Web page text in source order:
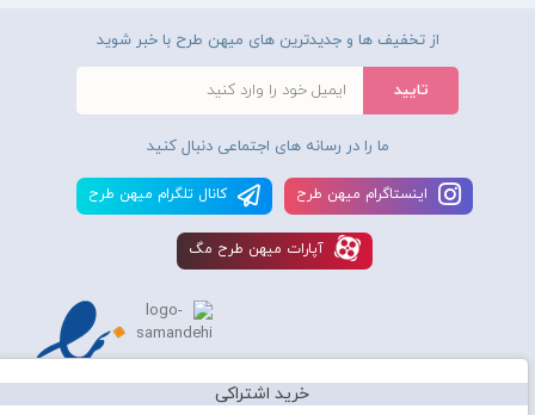
خرید اشتراکی
از تخفیف ها و جدیدترین های میهن طرح با خبر شوید
ما را در رسانه های اجتماعی دنبال کنید
اينستاگرام ميهن طرح کانال تلگرام ميهن طرح
آپارات ميهن طرح مگ